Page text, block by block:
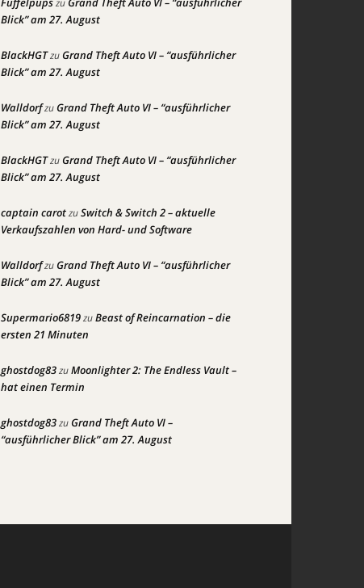
zu
Blick” am 27. August
BlackHGTzuGrand Theft Auto VI – “ausführlicher
Blick” am 27. August
WalldorfzuGrand Theft Auto VI – “ausführlicher
Blick” am 27. August
BlackHGTzuGrand Theft Auto VI – “ausführlicher
Blick” am 27. August
captain carotzuSwitch & Switch 2 – aktuelle
Verkaufszahlen von Hard- und Software
WalldorfzuGrand Theft Auto VI – “ausführlicher
Blick” am 27. August
Supermario6819zuBeast of Reincarnation – die
ersten 21 Minuten
ghostdog83zuMoonlighter 2: The Endless Vault –
hat einen Termin
ghostdog83zuGrand Theft Auto VI –
“ausführlicher Blick” am 27. August